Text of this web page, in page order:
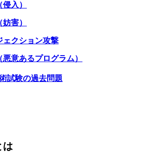
入）
害）
ェクション攻撃
意あるプログラム）
試験の過去問題
は